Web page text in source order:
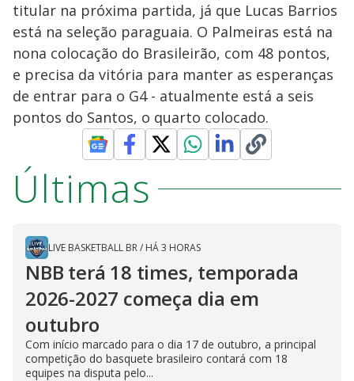
titular na próxima partida, já que Lucas Barrios
está na seleção paraguaia. O Palmeiras está na
nona colocação do Brasileirão, com 48 pontos,
e precisa da vitória para manter as esperanças
de entrar para o G4 - atualmente está a seis
pontos do Santos, o quarto colocado.
Últimas
LIVE BASKETBALL BR/ HÁ 3 HORAS
NBB terá 18 times, temporada
2026-2027 começa dia em
outubro
Com início marcado para o dia 17 de outubro, a principal
competição do basquete brasileiro contará com 18
equipes na disputa pelo...